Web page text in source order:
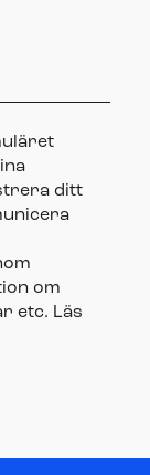
ditt
om
etc. Läs